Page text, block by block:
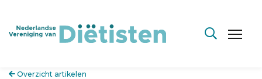
Overzicht artikelen